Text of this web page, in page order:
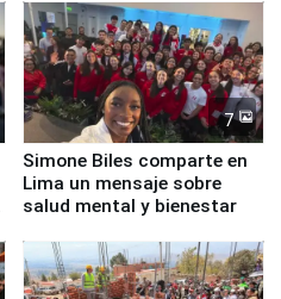
7
Simone Biles comparte en
Lima un mensaje sobre
salud mental y bienestar